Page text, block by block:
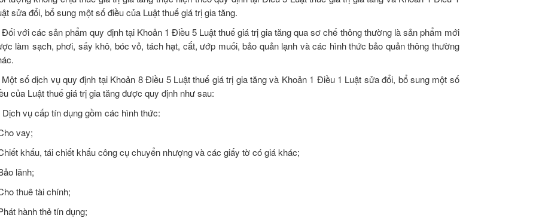
sửa đổi, bổ sung một số điều của Luật thuế giá trị gia tăng.
Đối với các sản phẩm quy định tại Khoản 1 Điều 5 Luật thuế giá trị gia tăng qua sơ chế thông thường là sản phẩm mới
làm sạch, phơi, sấy khô, bóc vỏ, tách hạt, cắt, ướp muối, bảo quản lạnh và các hình thức bảo quản thông thường
số dịch vụ quy định tại Khoản 8 Điều 5 Luật thuế giá trị gia tăng và Khoản 1 Điều 1 Luật sửa đổi, bổ sung một số
của Luật thuế giá trị gia tăng được quy định như sau:
Dịch vụ cấp tín dụng gồm các hình thức:
vay;
khấu, tái chiết khấu công cụ chuyển nhượng và các giấy tờ có giá khác;
lãnh;
thuê tài chính;
hành thẻ tín dụng;